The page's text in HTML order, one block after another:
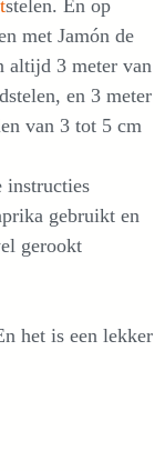
stelen. En op
met Jamón de
altijd 3 meter van
en 3 meter
van 3 tot 5 cm
instructies
gebruikt en
gerookt
het is een lekker